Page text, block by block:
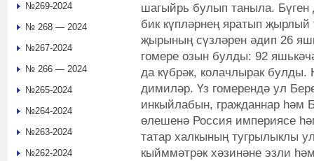
шагыйрь булып таныла. Бүген
бик күпләрнең яратып
җырының сүзләрен әдип 26
гомере озын булды: 92
да күбрәк, колачлырак
димиләр. Үз гомерендә ул
инкыйлабын, гражданнар һәм
өлешенә Россия империясе
татар халкының тугрылыклы
кыйммәтрәк хәзинәне эзли
№269-2024
№ 268 — 2024
№267-2024
№ 266 — 2024
№265-2024
№264-2024
№263-2024
№262-2024